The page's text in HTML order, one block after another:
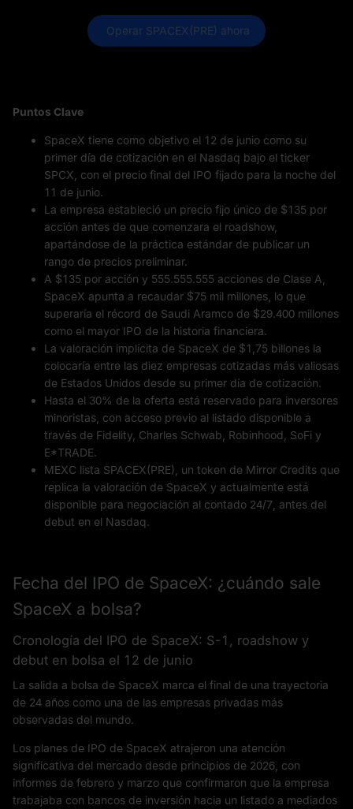
Operar SPACEX(PRE) ahora
Puntos Clave
SpaceX tiene como objetivo el 12 de junio como su
primer día de cotización en el Nasdaq bajo el ticker
SPCX, con el precio final del IPO fijado para la noche del
11 de junio.
La empresa estableció un precio fijo único de $135 por
acción antes de que comenzara el roadshow,
apartándose de la práctica estándar de publicar un
rango de precios preliminar.
A $135 por acción y 555.555.555 acciones de Clase A,
SpaceX apunta a recaudar $75 mil millones, lo que
superaría el récord de Saudi Aramco de $29.400 millones
como el mayor IPO de la historia financiera.
La valoración implícita de SpaceX de $1,75 billones la
colocaría entre las diez empresas cotizadas más valiosas
de Estados Unidos desde su primer día de cotización.
Hasta el 30% de la oferta está reservado para inversores
minoristas, con acceso previo al listado disponible a
través de Fidelity, Charles Schwab, Robinhood, SoFi y
E*TRADE.
MEXC lista SPACEX(PRE), un token de Mirror Credits que
replica la valoración de SpaceX y actualmente está
disponible para negociación al contado 24/7, antes del
debut en el Nasdaq.
Fecha del IPO de SpaceX: ¿cuándo sale
SpaceX a bolsa?
Cronología del IPO de SpaceX: S-1, roadshow y
debut en bolsa el 12 de junio
La salida a bolsa de SpaceX marca el final de una trayectoria
de 24 años como una de las empresas privadas más
observadas del mundo.
Los planes de IPO de SpaceX atrajeron una atención
significativa del mercado desde principios de 2026, con
informes de febrero y marzo que confirmaron que la empresa
trabajaba con bancos de inversión hacia un listado a mediados